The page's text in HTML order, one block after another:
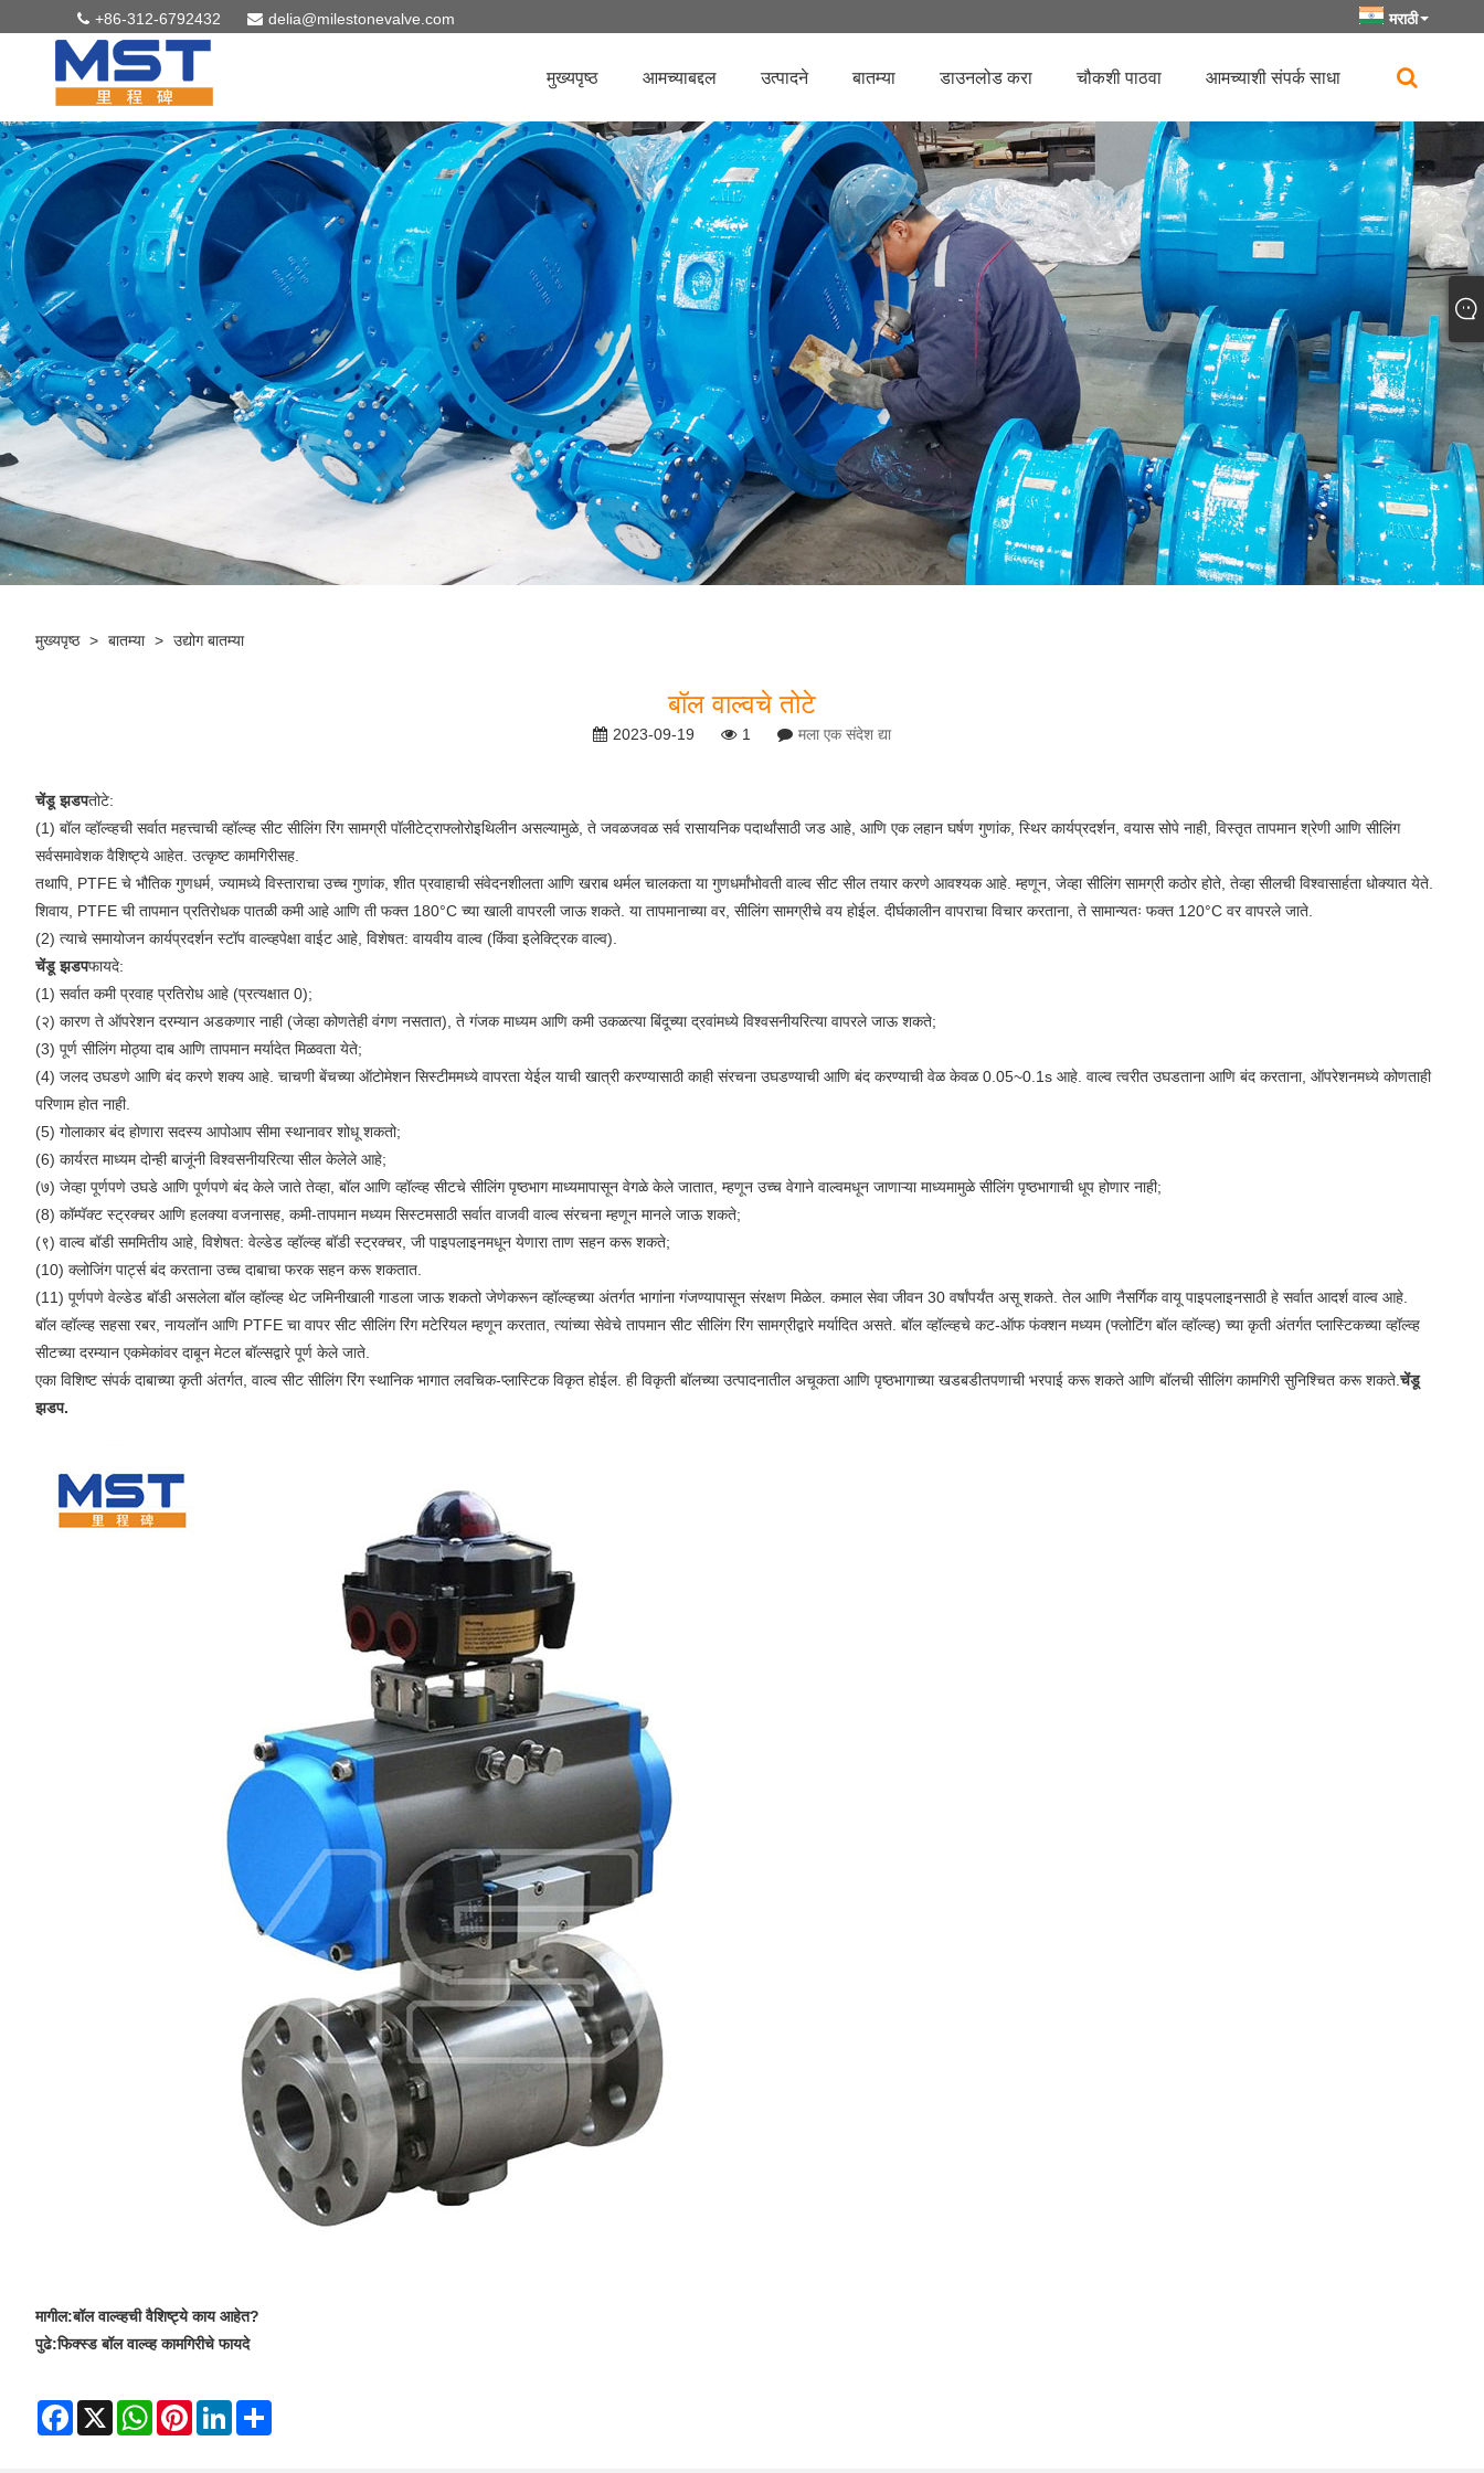
+86-312-6792432 delia@milestonevalve.com मराठी
मुख्यपृष्ठ आमच्याबद्दल उत्पादने बातम्या डाउनलोड करा चौकशी पाठवा आमच्याशी संपर्क साधा
मुख्यपृष्ठ > बातम्या > उद्योग बातम्या
बॉल वाल्वचे तोटे
2023-09-19 1 मला एक संदेश द्या
चेंडू झडपतोटे:
(1) बॉल व्हॉल्व्हची सर्वात महत्त्वाची व्हॉल्व्ह सीट सीलिंग रिंग सामग्री पॉलीटेट्राफ्लोरोइथिलीन असल्यामुळे, ते जवळजवळ सर्व रासायनिक पदार्थांसाठी जड आहे, आणि एक लहान घर्षण गुणांक, स्थिर कार्यप्रदर्शन, वयास सोपे नाही, विस्तृत तापमान श्रेणी आणि सीलिंग
सर्वसमावेशक वैशिष्ट्ये आहेत. उत्कृष्ट कामगिरीसह.
तथापि, PTFE चे भौतिक गुणधर्म, ज्यामध्ये विस्ताराचा उच्च गुणांक, शीत प्रवाहाची संवेदनशीलता आणि खराब थर्मल चालकता या गुणधर्मांभोवती वाल्व सीट सील तयार करणे आवश्यक आहे. म्हणून, जेव्हा सीलिंग सामग्री कठोर होते, तेव्हा सीलची विश्वासार्हता धोक्यात येते.
शिवाय, PTFE ची तापमान प्रतिरोधक पातळी कमी आहे आणि ती फक्त 180°C च्या खाली वापरली जाऊ शकते. या तापमानाच्या वर, सीलिंग सामग्रीचे वय होईल. दीर्घकालीन वापराचा विचार करताना, ते सामान्यतः फक्त 120°C वर वापरले जाते.
(2) त्याचे समायोजन कार्यप्रदर्शन स्टॉप वाल्व्हपेक्षा वाईट आहे, विशेषत: वायवीय वाल्व (किंवा इलेक्ट्रिक वाल्व).
चेंडू झडपफायदे:
(1) सर्वात कमी प्रवाह प्रतिरोध आहे (प्रत्यक्षात 0);
(२) कारण ते ऑपरेशन दरम्यान अडकणार नाही (जेव्हा कोणतेही वंगण नसतात), ते गंजक माध्यम आणि कमी उकळत्या बिंदूच्या द्रवांमध्ये विश्वसनीयरित्या वापरले जाऊ शकते;
(3) पूर्ण सीलिंग मोठ्या दाब आणि तापमान मर्यादेत मिळवता येते;
(4) जलद उघडणे आणि बंद करणे शक्य आहे. चाचणी बेंचच्या ऑटोमेशन सिस्टीममध्ये वापरता येईल याची खात्री करण्यासाठी काही संरचना उघडण्याची आणि बंद करण्याची वेळ केवळ 0.05~0.1s आहे. वाल्व त्वरीत उघडताना आणि बंद करताना, ऑपरेशनमध्ये कोणताही
परिणाम होत नाही.
(5) गोलाकार बंद होणारा सदस्य आपोआप सीमा स्थानावर शोधू शकतो;
(6) कार्यरत माध्यम दोन्ही बाजूंनी विश्वसनीयरित्या सील केलेले आहे;
(७) जेव्हा पूर्णपणे उघडे आणि पूर्णपणे बंद केले जाते तेव्हा, बॉल आणि व्हॉल्व्ह सीटचे सीलिंग पृष्ठभाग माध्यमापासून वेगळे केले जातात, म्हणून उच्च वेगाने वाल्वमधून जाणाऱ्या माध्यमामुळे सीलिंग पृष्ठभागाची धूप होणार नाही;
(8) कॉम्पॅक्ट स्ट्रक्चर आणि हलक्या वजनासह, कमी-तापमान मध्यम सिस्टमसाठी सर्वात वाजवी वाल्व संरचना म्हणून मानले जाऊ शकते;
(९) वाल्व बॉडी सममितीय आहे, विशेषत: वेल्डेड व्हॉल्व्ह बॉडी स्ट्रक्चर, जी पाइपलाइनमधून येणारा ताण सहन करू शकते;
(10) क्लोजिंग पार्ट्स बंद करताना उच्च दाबाचा फरक सहन करू शकतात.
(11) पूर्णपणे वेल्डेड बॉडी असलेला बॉल व्हॉल्व्ह थेट जमिनीखाली गाडला जाऊ शकतो जेणेकरून व्हॉल्व्हच्या अंतर्गत भागांना गंजण्यापासून संरक्षण मिळेल. कमाल सेवा जीवन 30 वर्षांपर्यंत असू शकते. तेल आणि नैसर्गिक वायू पाइपलाइनसाठी हे सर्वात आदर्श वाल्व आहे.
बॉल व्हॉल्व्ह सहसा रबर, नायलॉन आणि PTFE चा वापर सीट सीलिंग रिंग मटेरियल म्हणून करतात, त्यांच्या सेवेचे तापमान सीट सीलिंग रिंग सामग्रीद्वारे मर्यादित असते. बॉल व्हॉल्व्हचे कट-ऑफ फंक्शन मध्यम (फ्लोटिंग बॉल व्हॉल्व्ह) च्या कृती अंतर्गत प्लास्टिकच्या व्हॉल्व्ह
सीटच्या दरम्यान एकमेकांवर दाबून मेटल बॉल्सद्वारे पूर्ण केले जाते.
एका विशिष्ट संपर्क दाबाच्या कृती अंतर्गत, वाल्व सीट सीलिंग रिंग स्थानिक भागात लवचिक-प्लास्टिक विकृत होईल. ही विकृती बॉलच्या उत्पादनातील अचूकता आणि पृष्ठभागाच्या खडबडीतपणाची भरपाई करू शकते आणि बॉलची सीलिंग कामगिरी सुनिश्चित करू शकते.चेंडू
झडप.
मागील:बॉल वाल्व्हची वैशिष्ट्ये काय आहेत?
पुढे:फिक्स्ड बॉल वाल्व्ह कामगिरीचे फायदे
Facebook
X WhatsAppPinterestLinkedIn